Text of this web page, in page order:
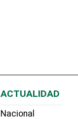
ACTUALIDAD
Nacional